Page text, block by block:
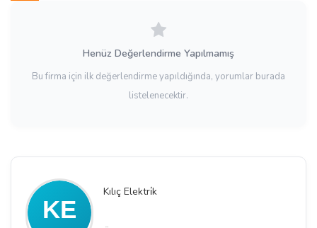
Kılıç Elektri̇k
Henüz Değerlendirme Yapılmamış
Bu firma için ilk değerlendirme yapıldığında, yorumlar burada
listelenecektir.